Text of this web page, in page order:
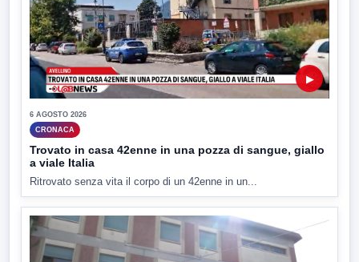
▶
6 AGOSTO 2026
CRONACA
Trovato in casa 42enne in una pozza di sangue, giallo
a viale Italia
Ritrovato senza vita il corpo di un 42enne in un...